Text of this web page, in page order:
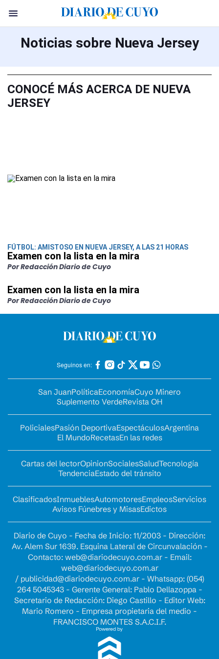
Noticias sobre Nueva Jersey
CONOCÉ MÁS ACERCA DE NUEVA
JERSEY
FÚTBOL: AMISTOSO EN NUEVA JERSEY, A LAS 21 HORAS
Examen con la lista en la mira
Por Redacción Diario de Cuyo
Examen con la lista en la mira
Por Redacción Diario de Cuyo
Seguinos en:
San JuanPolíticaEconomíaCuyo Minero
Suplemento VerdeRevista OH
PolicialesPasión DeportivaEspectáculosArgentina
El MundoRecetasEn las redes
Cartas del lectorOpinionSocialesSaludTecnología
TendenciaEstado del tránsito
ClasificadosInmueblesAutomotoresEmpleosServicios
Avisos Fúnebres y MisasEdictos
Diario de Cuyo - Fecha de Inicio: 11/2003 - Dirección:
Av. Alem Sur 1639. Esquina Lateral de Circunvalación -
Contacto: web@diariodecuyo.com.ar- Email:
web@diariodecuyo.com.ar
/ publicidad@diariodecuyo.com.ar- Whatsapp: (054)
264 5045343 - Gerente General: Pablo Dellazoppa -
Secretario de Redacción: Diego Castillo - Editor Web:
Mario Romero - Empresa propietaria del medio -
FRANCISCO MONTES S.A.C.I.F.